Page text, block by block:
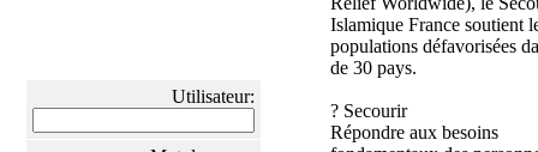
Utilisateur:
Islamique France soutient
populations défavorisées
de 30 pays.
? Secourir
Répondre aux besoins